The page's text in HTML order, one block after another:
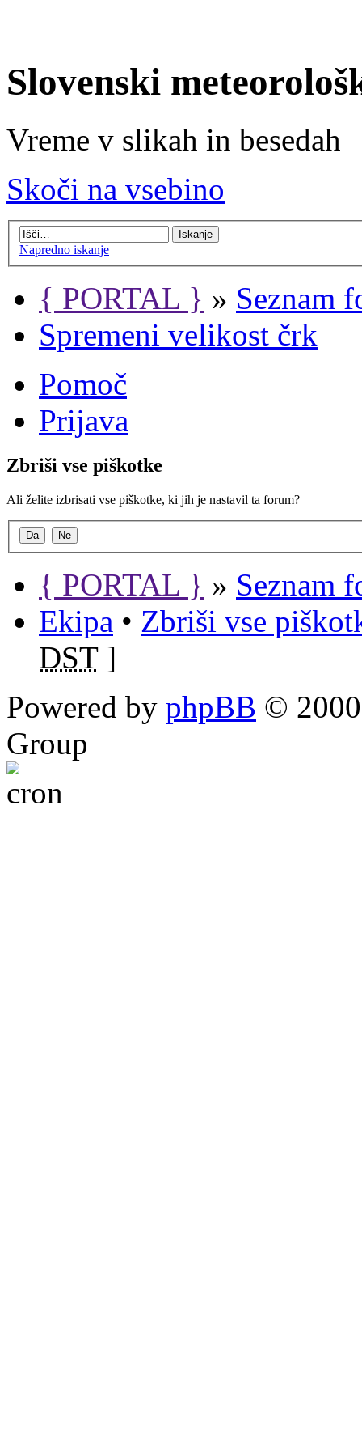
Slovenski
Vreme v slikah in besedah
Skoči na vsebino
Napredno iskanje
{ PORTAL } » Seznam
Spremeni velikost črk
Pomoč
Prijava
Zbriši vse piškotke
Ali želite izbrisati vse piškotke, ki jih je nastavil ta forum?
{ PORTAL } » Seznam
Ekipa • Zbriši vse
DST]
Powered by phpBB ©
Group